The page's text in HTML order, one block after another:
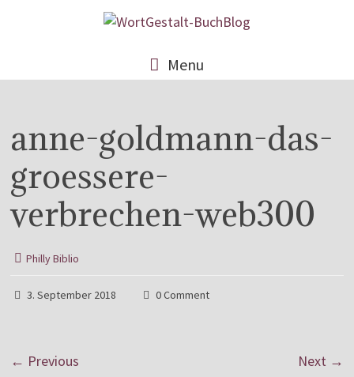
Menu
anne-goldmann-das-
groessere-
verbrechen-web300
Philly Biblio
3. September 2018 0 Comment
← Previous Next →